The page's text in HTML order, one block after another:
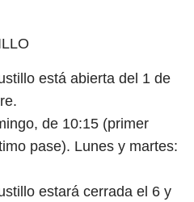
está abierta del 1 de
de 10:15 (primer
pase). Lunes y martes:
estará cerrada el 6 y